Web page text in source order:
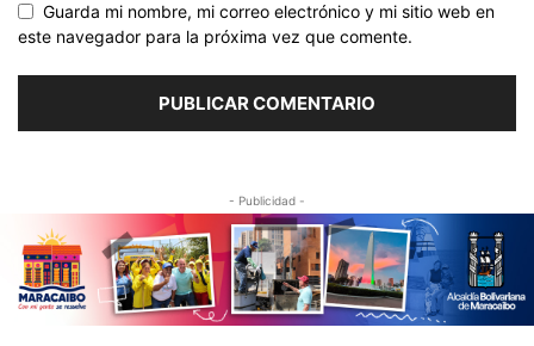
Guarda mi nombre, mi correo electrónico y mi sitio web en
este navegador para la próxima vez que comente.
- Publicidad -